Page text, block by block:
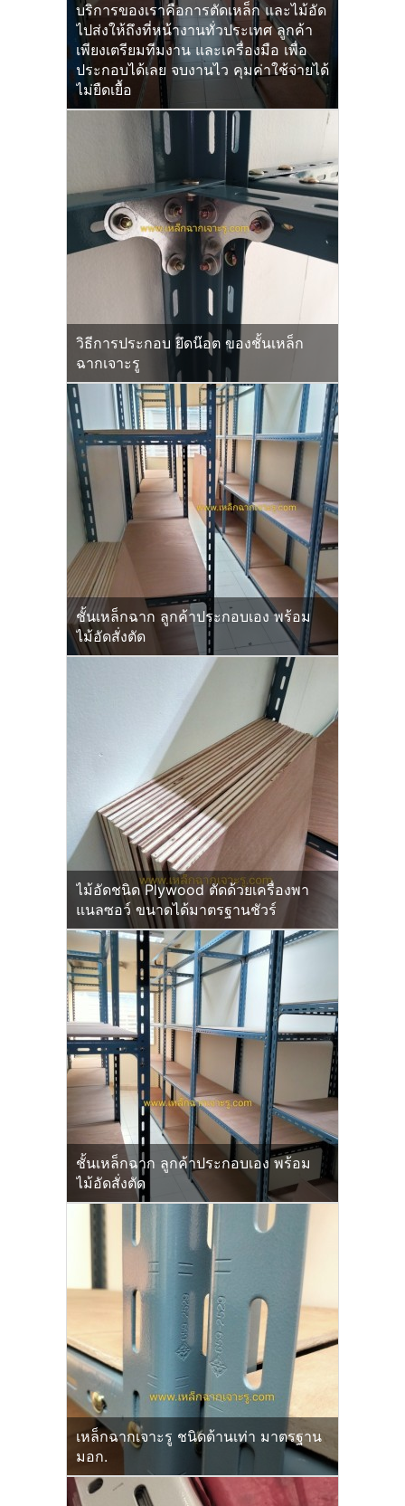
บริการของเราคือการตัดเหล็ก และไม้อัด
ไปส่งให้ถึงที่หน้างานทั่วประเทศ ลูกค้า
เพียงเตรียมทีมงาน และเครื่องมือ เพื่อ
ประกอบได้เลย จบงานไว คุมค่าใช้จ่ายได้
ไม่ยืดเยื้อ
วิธีการประกอบ ยึดน๊อต ของชั้นเหล็ก
ฉากเจาะรู
ชั้นเหล็กฉาก ลูกค้าประกอบเอง พร้อม
ไม้อัดสั่งตัด
ไม้อัดชนิด Plywood ตัดด้วยเครื่องพา
แนลซอว์ ขนาดได้มาตรฐานชัวร์
ชั้นเหล็กฉาก ลูกค้าประกอบเอง พร้อม
ไม้อัดสั่งตัด
เหล็กฉากเจาะรู ชนิดด้านเท่า มาตรฐาน
มอก.